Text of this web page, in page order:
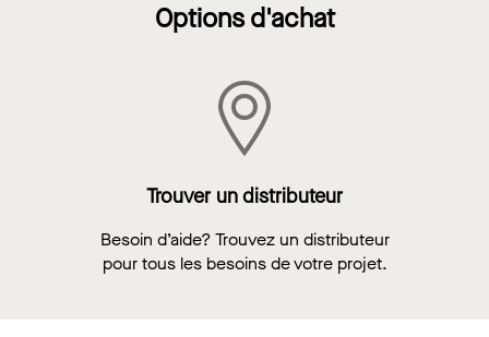
Options d'achat
Trouver un distributeur
Besoin d’aide? Trouvez un distributeur
pour tous les besoins de votre projet.